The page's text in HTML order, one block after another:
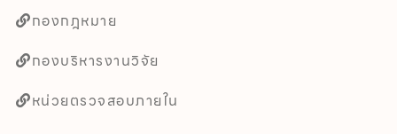
กองกฎหมาย
กองบริหารงานวิจัย
หน่วยตรวจสอบภายใน